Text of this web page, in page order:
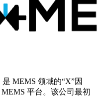
MEMS 领域的“X”因
平台。该公司最初